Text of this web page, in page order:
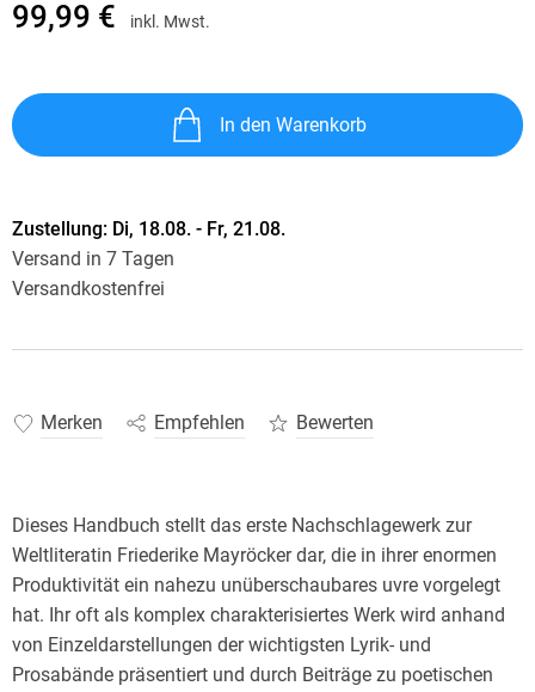
99,99 € inkl. Mwst.
In den Warenkorb
Zustellung: Di, 18.08. - Fr, 21.08.
Versand in 7 Tagen
Versandkostenfrei
Merken Empfehlen Bewerten
Dieses Handbuch stellt das erste Nachschlagewerk zur
Weltliteratin Friederike Mayröcker dar, die in ihrer enormen
Produktivität ein nahezu unüberschaubares uvre vorgelegt
hat. Ihr oft als komplex charakterisiertes Werk wird anhand
von Einzeldarstellungen der wichtigsten Lyrik- und
Prosabände präsentiert und durch Beiträge zu poetischen